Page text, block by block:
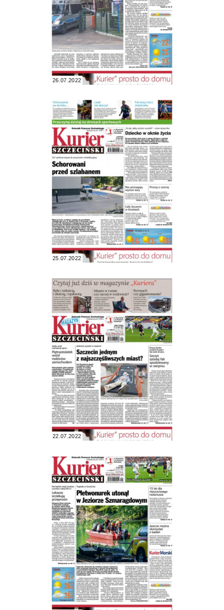
26.07.2022
25.07.2022
22.07.2022